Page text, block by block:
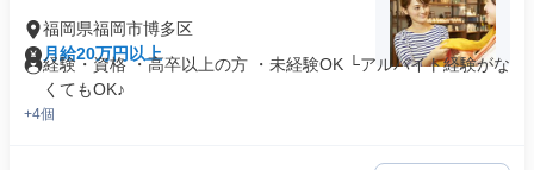
福岡県福岡市博多区
月給20万円以上
経験・資格 ・高卒以上の方 ・未経験OK └アルバイト経験がな
くてもOK♪
+4個